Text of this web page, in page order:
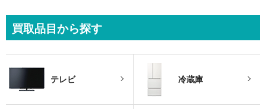
買取品目から探す
テレビ 冷蔵庫